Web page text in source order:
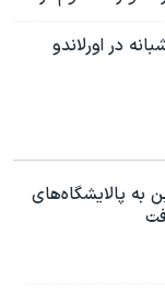
در اورلاندو
به پالایشگاه‌های